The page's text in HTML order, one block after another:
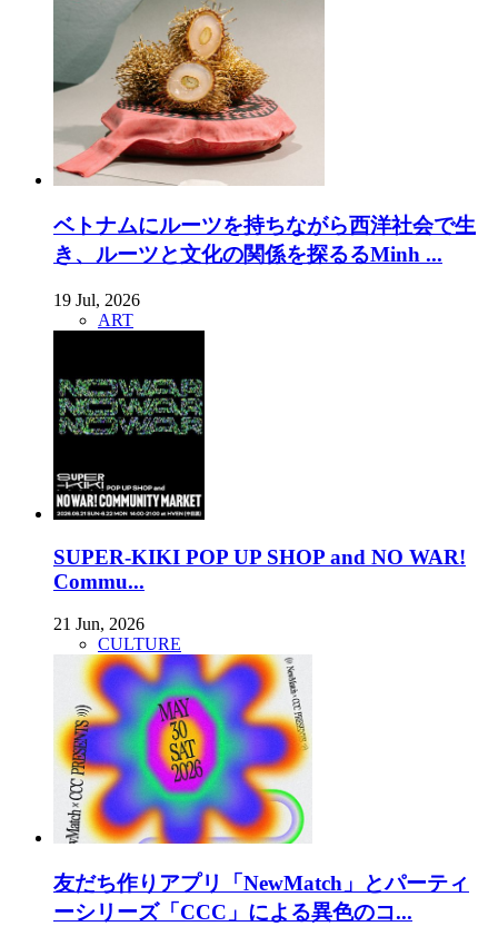
ベトナムにルーツを持ちながら西洋社会で生
き、ルーツと文化の関係を探るるMinh ...
19 Jul, 2026
ART
SUPER-KIKI POP UP SHOP and NO WAR!
Commu...
21 Jun, 2026
CULTURE
友だち作りアプリ「NewMatch」とパーティ
ーシリーズ「CCC」による異色のコ...